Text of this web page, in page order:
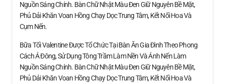
Nguồn Sáng Chính. Bàn Chữ Nhật Màu Đen Giữ Nguyên Bề Mặt,
Phủ Dải Khăn Voan Hồng Chạy Dọc Trung Tâm, Kết Nối Hoa Và
Cụm Nến.
Bữa Tối Valentine Được Tổ Chức Tại Bàn Ăn Gia Đình Theo Phong
Cách Á Đông, Sử Dụng Tông Trầm Làm Nền Và Ánh Nến Làm
Nguồn Sáng Chính. Bàn Chữ Nhật Màu Đen Giữ Nguyên Bề Mặt,
Phủ Dải Khăn Voan Hồng Chạy Dọc Trung Tâm, Kết Nối Hoa Và